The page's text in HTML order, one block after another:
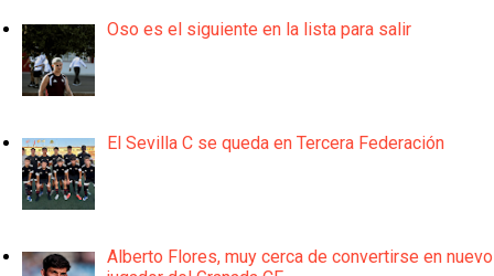
Oso es el siguiente en la lista para salir
El Sevilla C se queda en Tercera Federación
Alberto Flores, muy cerca de convertirse en nuevo